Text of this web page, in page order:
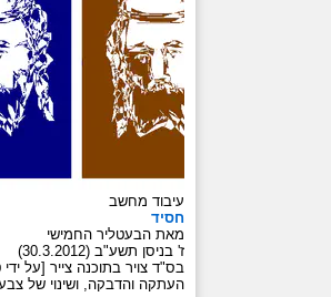
עיבוד מחשב
חסיד
מאת הבעטליר החמישי
ז' בניסן תשע"ב (30.3.2012)
בס"ד צויר בתוכנה צייר [על
העתקה והדבקה, ושינוי של